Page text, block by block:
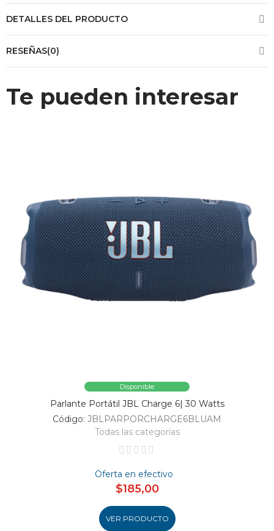
DETALLES DEL PRODUCTO
RESEÑAS(0)
Te pueden interesar
Disponible
Parlante Portátil JBL Charge 6| 30 Watts
Código: JBLPARPORCHARGE6BLUAM
Todas las categorías
Oferta en efectivo
$185,00
VER PRODUCTO